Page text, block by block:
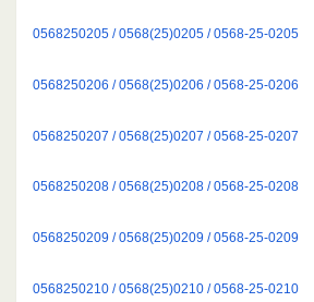
0568250205 / 0568(25)0205 / 0568-25-0205
0568250206 / 0568(25)0206 / 0568-25-0206
0568250207 / 0568(25)0207 / 0568-25-0207
0568250208 / 0568(25)0208 / 0568-25-0208
0568250209 / 0568(25)0209 / 0568-25-0209
0568250210 / 0568(25)0210 / 0568-25-0210